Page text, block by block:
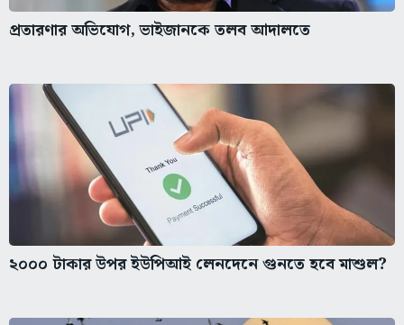
প্রতারণার অভিযোগ, ভাইজানকে তলব আদালতে
২০০০ টাকার উপর ইউপিআই লেনদেনে গুনতে হবে মাশুল?